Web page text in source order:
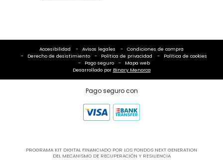
Accesibilidad Avisos legales
Condiciones de compra
Derecho de desistimiento
Política de privacidad
Política de cookies
Pago seguro
Mapa web
Desarrollado por Binary Menorca
Pago seguro con
PROGRAMA KIT DIGITAL FINANCIADO POR LOS FONDOS NEXT GENERATION
DEL MECANISMO DE RECUPERACIÓN Y RESILIENCIA